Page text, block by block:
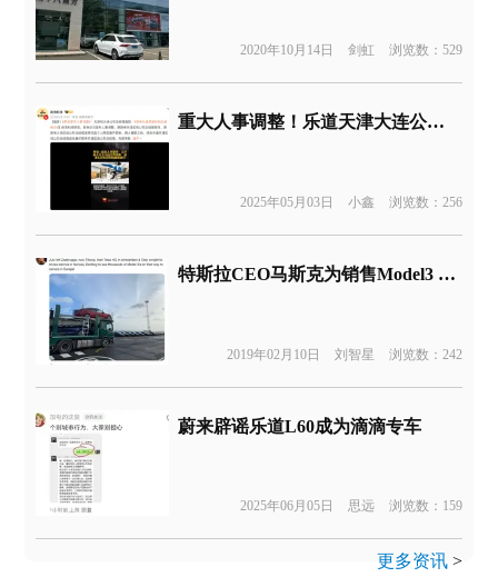
2020年10月14日 剑虹 浏览数：529
重大人事调整！乐道天津大连公司总经理离职
2025年05月03日 小鑫 浏览数：256
特斯拉CEO马斯克为销售Model3 亲自访问欧洲
2019年02月10日 刘智星 浏览数：242
蔚来辟谣乐道L60成为滴滴专车
2025年06月05日 思远 浏览数：159
更多资讯>